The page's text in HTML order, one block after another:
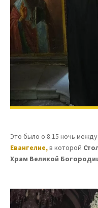
Это было о 8.15 ночь между
Евангелие,в которой
Храм Великой